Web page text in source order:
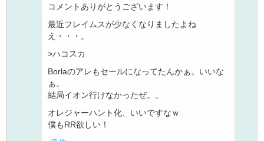
コメントありがとうございます！
最近フレイムスが少なくなりましたよね
え・・・。
>ハコスカ
Borlaのアレもセールになってたんかぁ。いいな
ぁ。
結局イオン行けなかったぜ。。
オレジャーハント化、いいですなｗ
僕もRR欲しい！